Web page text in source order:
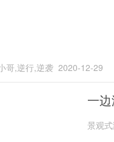
哥,逆行,逆袭 2020-12-29
一
景观